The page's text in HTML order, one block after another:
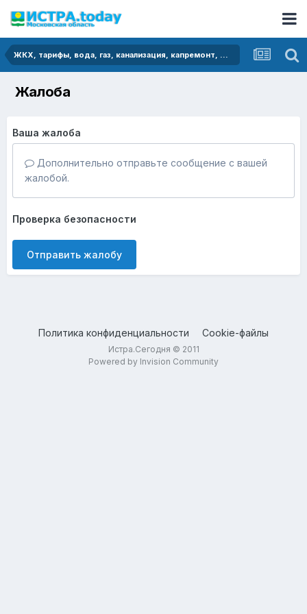
ЖКХ, тарифы, вода, газ, канализация, капремонт, мусор
Жалоба
Ваша жалоба
Дополнительно отправьте сообщение с вашей
жалобой.
Проверка безопасности
Отправить жалобу
Политика конфиденциальности Cookie-файлы
Истра.Сегодня © 2011
Powered by Invision Community